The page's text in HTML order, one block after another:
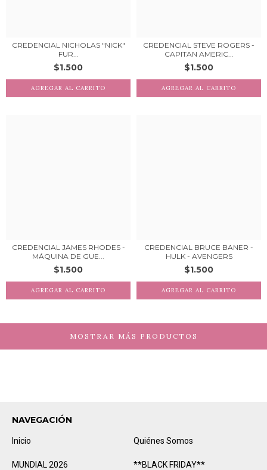
CREDENCIAL NICHOLAS "NICK"
FUR...
$1.500
CREDENCIAL STEVE ROGERS -
CAPITAN AMERIC...
$1.500
CREDENCIAL JAMES RHODES -
MÁQUINA DE GUE...
$1.500
CREDENCIAL BRUCE BANER -
HULK - AVENGERS
$1.500
MOSTRAR MÁS PRODUCTOS
NAVEGACIÓN
Inicio Quiénes Somos
MUNDIAL 2026 **BLACK FRIDAY**